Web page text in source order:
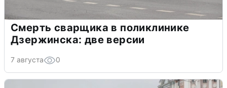
Смерть сварщика в поликлинике
Дзержинска: две версии
7 августа 0